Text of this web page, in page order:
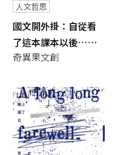
人文哲思
國文開外掛：自從看
了這本課本以後……
奇異果文創